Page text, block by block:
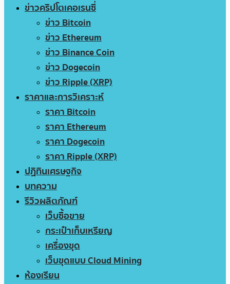
ข่าวคริปโตเคอเรนซี่
ข่าว Bitcoin
ข่าว Ethereum
ข่าว Binance Coin
ข่าว Dogecoin
ข่าว Ripple (XRP)
ราคาและการวิเคราะห์
ราคา Bitcoin
ราคา Ethereum
ราคา Dogecoin
ราคา Ripple (XRP)
ปฏิทินเศรษฐกิจ
บทความ
รีวิวผลิตภัณฑ์
เว็บซื้อขาย
กระเป๋าเก็บเหรียญ
เครื่องขุด
เว็บขุดแบบ Cloud Mining
ห้องเรียน